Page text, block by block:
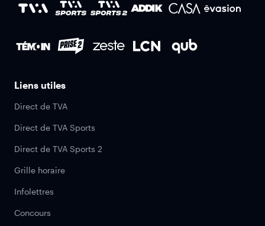
Liens utiles
Direct de TVA
Direct de TVA Sports
Direct de TVA Sports 2
Grille horaire
Infolettres
Concours